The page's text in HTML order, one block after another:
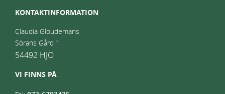
KONTAKTINFORMATION
Claudia Gloudemans
Sörans Gård 1
54492 HJO
VI FINNS PÅ